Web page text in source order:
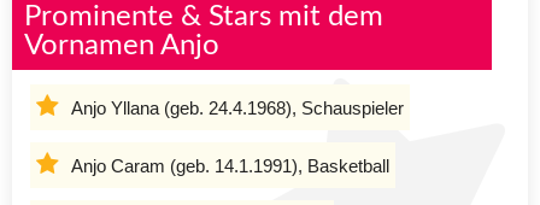
Prominente & Stars mit dem
Vornamen Anjo
Anjo Yllana (geb. 24.4.1968), Schauspieler
Anjo Caram (geb. 14.1.1991), Basketball